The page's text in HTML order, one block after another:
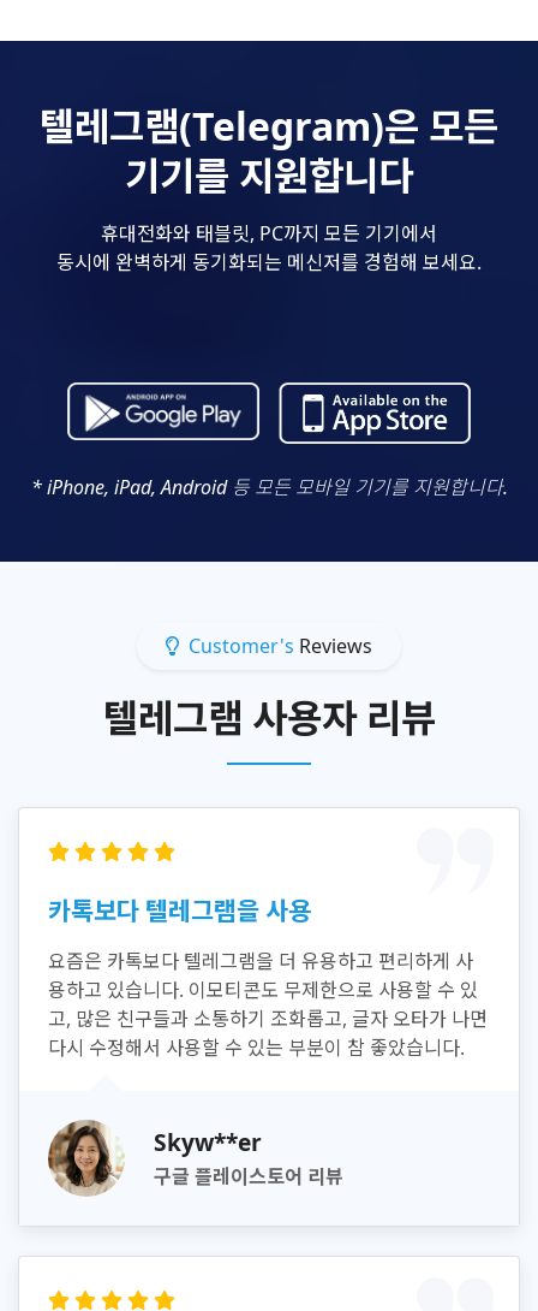
텔레그램(Telegram)은 모든
기기를 지원합니다
휴대전화와 태블릿, PC까지 모든 기기에서
동시에 완벽하게 동기화되는 메신저를 경험해 보세요.
* iPhone, iPad, Android 등 모든 모바일 기기를 지원합니다.
Customer's Reviews
텔레그램 사용자 리뷰
카톡보다 텔레그램을 사용
요즘은 카톡보다 텔레그램을 더 유용하고 편리하게 사
용하고 있습니다. 이모티콘도 무제한으로 사용할 수 있
고, 많은 친구들과 소통하기 조화롭고, 글자 오타가 나면
다시 수정해서 사용할 수 있는 부분이 참 좋았습니다.
Skyw**er
구글 플레이스토어 리뷰